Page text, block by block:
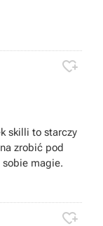

skilli to starczy
zrobić pod
magie.
